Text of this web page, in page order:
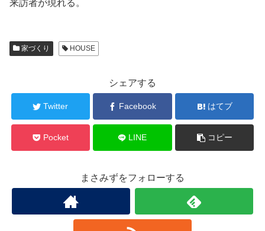
来訪者が現れる。
家づくり HOUSE
シェアする
Twitter Facebook はてブ
Pocket LINE コピー
まさみずをフォローする